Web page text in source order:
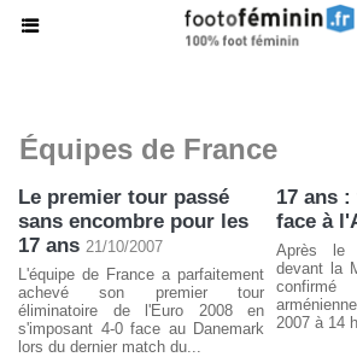
Équipes de France
Le premier tour passé
sans encombre pour les
17 ans 21/10/2007
L'équipe de France a parfaitement
achevé son premier tour
éliminatoire de l'Euro 2008 en
s'imposant 4-0 face au Danemark
lors du dernier match du...
17 ans
face à
Après le
devant la
2007 à 14